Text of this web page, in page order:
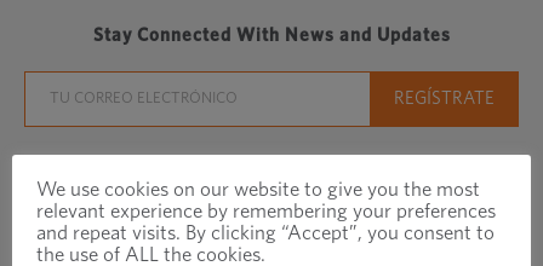
Stay Connected With News and Updates
Productos y servicios
We use cookies on our website to give you the most
relevant experience by remembering your preferences
and repeat visits. By clicking “Accept”, you consent to
the use of ALL the cookies.